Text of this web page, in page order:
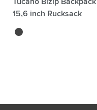
15,6 inch Rucksack
noir